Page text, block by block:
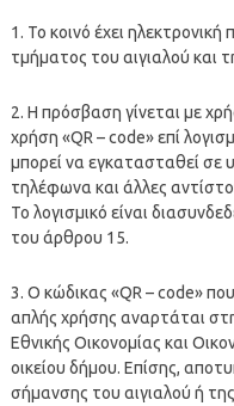
1. Το κοινό έχει
τμήματος του αιγιαλού και
2. Η πρόσβαση γίνεται με
χρήση «QR – code» επί
μπορεί να εγκατασταθεί σε
τηλέφωνα και άλλες
Το λογισμικό είναι
του άρθρου 15.
3. Ο κώδικας «QR – code»
απλής χρήσης αναρτάται
Εθνικής Οικονομίας και
οικείου δήμου. Επίσης,
σήμανσης του αιγιαλού ή